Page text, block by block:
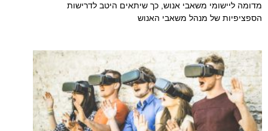
מדומה ליישומי משאבי אנוש, כך שיתאים היטב לדרישות
הספציפיות של מנהל משאבי האנוש